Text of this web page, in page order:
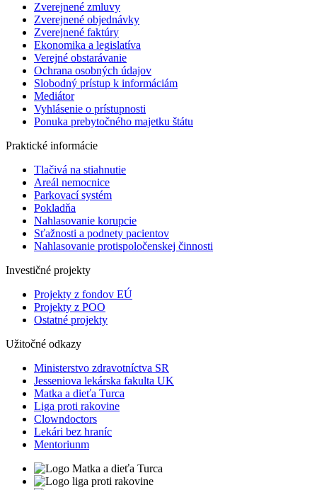
Zverejnené zmluvy
Zverejnené objednávky
Zverejnené faktúry
Ekonomika a legislatíva
Verejné obstarávanie
Ochrana osobných údajov
Slobodný prístup k informáciám
Mediátor
Vyhlásenie o prístupnosti
Ponuka prebytočného majetku štátu
Praktické informácie
Tlačivá na stiahnutie
Areál nemocnice
Parkovací systém
Pokladňa
Nahlasovanie korupcie
Sťažnosti a podnety pacientov
Nahlasovanie protispoločenskej činnosti
Investičné projekty
Projekty z fondov EÚ
Projekty z POO
Ostatné projekty
Užitočné odkazy
Ministerstvo zdravotníctva SR
Jesseniova lekárska fakulta UK
Matka a dieťa Turca
Liga proti rakovine
Clowndoctors
Lekári bez hraníc
Mentoriunm